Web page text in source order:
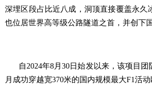
深埋区段占比近八成，洞顶直接覆盖永
也位居世界高等级公路隧道之首，并创下
自2024年8月30日始发以来，该项目
月成功穿越宽370米的国内规模最大F1活